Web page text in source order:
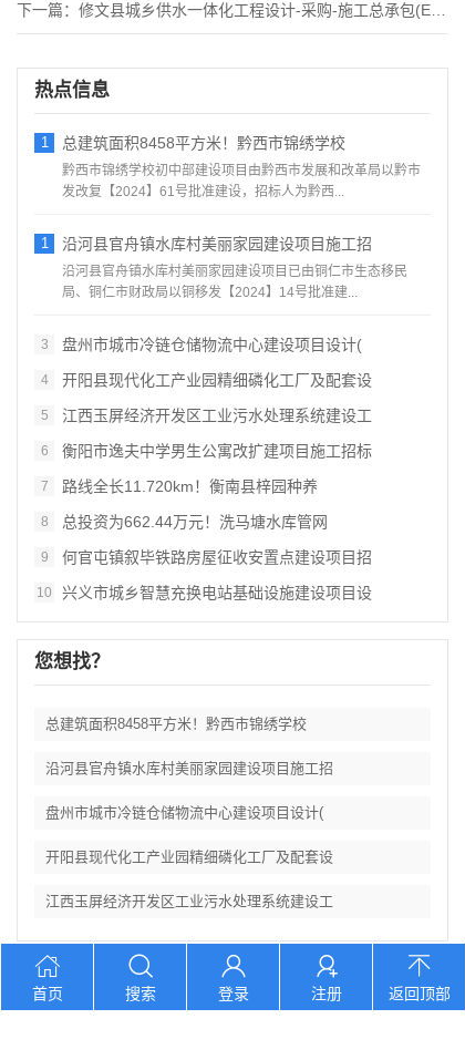
下一篇： 修文县城乡供水一体化工程设计-采购-施工总承包(EPC)招标
热点信息
1 总建筑面积8458平方米！黔西市锦绣学校
黔西市锦绣学校初中部建设项目由黔西市发展和改革局以黔市
发改复【2024】61号批准建设，招标人为黔西...
1 沿河县官舟镇水库村美丽家园建设项目施工招
沿河县官舟镇水库村美丽家园建设项目已由铜仁市生态移民
局、铜仁市财政局以铜移发【2024】14号批准建...
3 盘州市城市冷链仓储物流中心建设项目设计(
4 开阳县现代化工产业园精细磷化工厂及配套设
5 江西玉屏经济开发区工业污水处理系统建设工
6 衡阳市逸夫中学男生公寓改扩建项目施工招标
7 路线全长11.720km！衡南县梓园种养
8 总投资为662.44万元！洗马塘水库管网
9 何官屯镇叙毕铁路房屋征收安置点建设项目招
10 兴义市城乡智慧充换电站基础设施建设项目设
您想找？
总建筑面积8458平方米！黔西市锦绣学校
沿河县官舟镇水库村美丽家园建设项目施工招
盘州市城市冷链仓储物流中心建设项目设计(
开阳县现代化工产业园精细磷化工厂及配套设
江西玉屏经济开发区工业污水处理系统建设工
电话：400 7860 903 地址：江西省吉安市永新县湘赣国际商
首页 搜索 登录 注册 返回顶部